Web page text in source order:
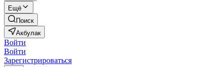
Ещё
Поиск
Акбулак
Войти
Войти
Зарегистрироваться